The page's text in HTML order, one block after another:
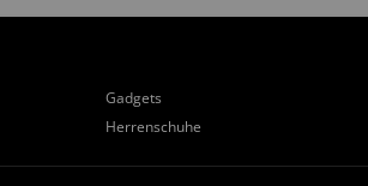
Gadgets
Herrenschuhe